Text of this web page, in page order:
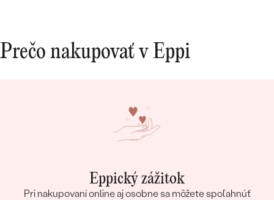
Prečo nakupovať v Eppi
Eppický zážitok
Pri nakupovaní online aj osobne sa môžete spoľahnúť